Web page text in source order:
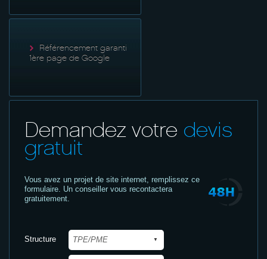
Référencement garanti
1ère page de Google
Demandez votre devis
gratuit
Vous avez un projet de site internet, remplissez ce
formulaire. Un conseiller vous recontactera
gratuitement.
Structure